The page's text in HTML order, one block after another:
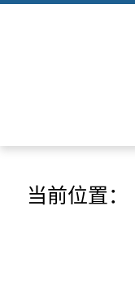
当前位置：